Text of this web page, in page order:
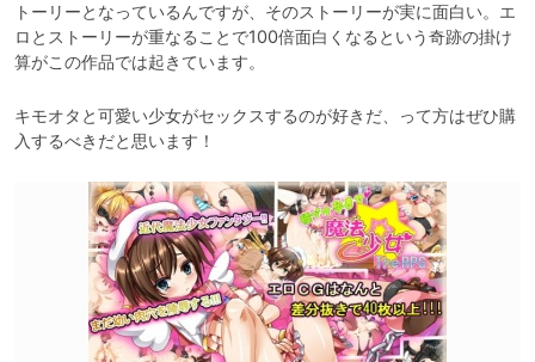
トーリーとなっているんですが、そのストーリーが実に面白い。エ
ロとストーリーが重なることで100倍面白くなるという奇跡の掛け
算がこの作品では起きています。
キモオタと可愛い少女がセックスするのが好きだ、って方はぜひ購
入するべきだと思います！